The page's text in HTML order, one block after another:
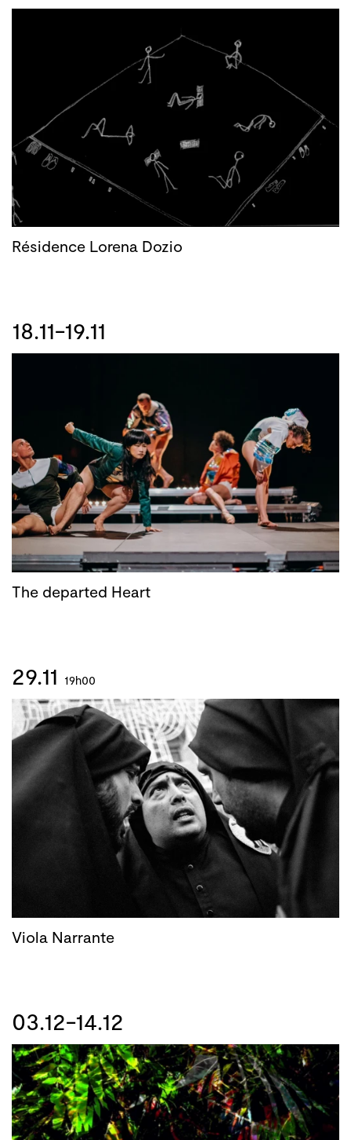
Résidence Lorena Dozio
18.11-19.11
The departed Heart
29.11 19h00
Viola Narrante
03.12-14.12